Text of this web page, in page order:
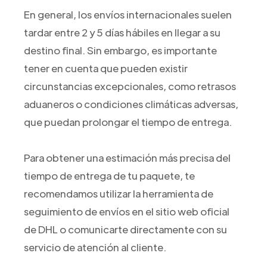
En general, los envíos internacionales suelen
tardar entre 2 y 5 días hábiles en llegar a su
destino final. Sin embargo, es importante
tener en cuenta que pueden existir
circunstancias excepcionales, como retrasos
aduaneros o condiciones climáticas adversas,
que puedan prolongar el tiempo de entrega.
Para obtener una estimación más precisa del
tiempo de entrega de tu paquete, te
recomendamos utilizar la herramienta de
seguimiento de envíos en el sitio web oficial
de DHL o comunicarte directamente con su
servicio de atención al cliente.